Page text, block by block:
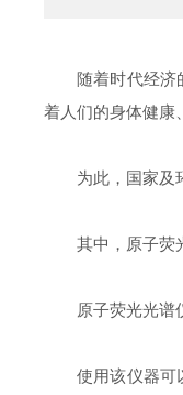
随着时代经济的
着人们的身体健康
为此，国家及环
其中，原子荧光
原子荧光光谱仪
使用该仪器可以